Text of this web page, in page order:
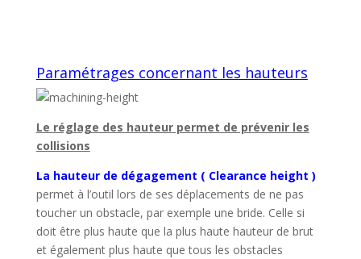
Paramétrages concernant les hauteurs
Le réglage des hauteur permet de prévenir les
collisions
La hauteur de dégagement ( Clearance height )
permet à l’outil lors de ses déplacements de ne pas
toucher un obstacle, par exemple une bride. Celle si
doit être plus haute que la plus haute hauteur de brut
et également plus haute que tous les obstacles